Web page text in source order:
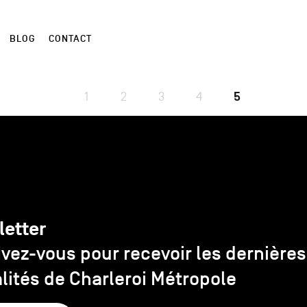
BLOG CONTACT
1 2 3 4 5
vous pour recevoir les dernières
de Charleroi Métropole